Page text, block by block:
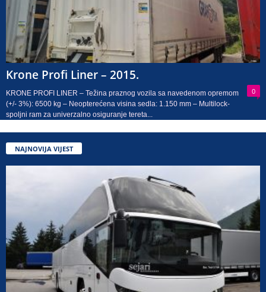
Krone Profi Liner – 2015.
0
KRONE PROFI LINER – Težina praznog vozila sa navedenom opremom
(+/- 3%): 6500 kg – Neopterećena visina sedla: 1.150 mm – Multilock-
spoljni ram za univerzalno osiguranje tereta...
NAJNOVIJA VIJEST